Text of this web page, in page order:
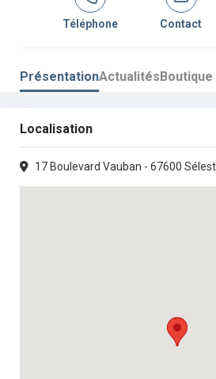
Téléphone Contact
PrésentationActualitésBoutique
Localisation
17 Boulevard Vauban - 67600